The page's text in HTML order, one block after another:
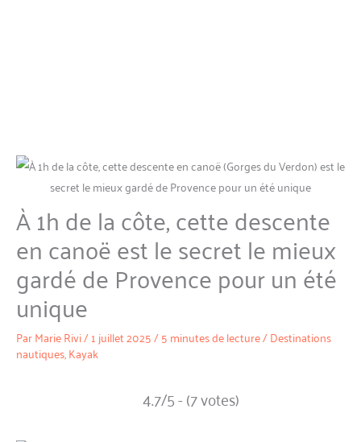
À 1h de la côte, cette descente
en canoë est le secret le mieux
gardé de Provence pour un été
unique
ParMarie Rivi/1 juillet 2025/5 minutes de lecture/Destinations
nautiques,Kayak
4.7/5 - (7 votes)